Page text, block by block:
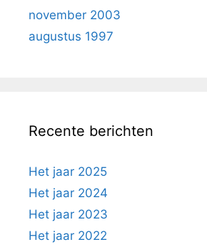
november 2003
augustus 1997
Recente berichten
Het jaar 2025
Het jaar 2024
Het jaar 2023
Het jaar 2022